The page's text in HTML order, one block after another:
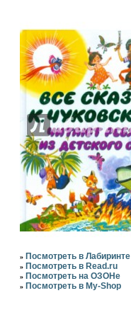
» Посмотреть в Лабиринте
» Посмотреть в Read.ru
» Посмотреть на ОЗОНе
» Посмотреть в My-Shop